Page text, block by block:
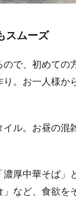
スムーズ
で、初めての
。お一人様か
ル。お昼の混
厚中華そば」
など、食欲を